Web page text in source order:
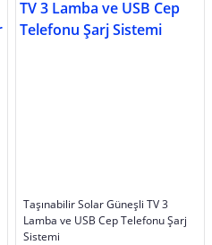
Taşınabilir Solar Güneşli TV 3
Lamba ve USB Cep Telefonu Şarj
Sistemi